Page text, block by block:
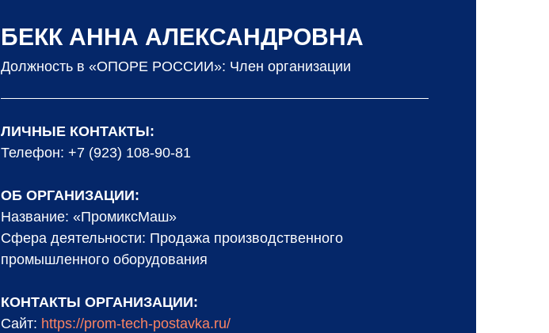
БЕКК АННА АЛЕКСАНДРОВНА
Должность в «ОПОРЕ РОССИИ»: Член организации
ЛИЧНЫЕ КОНТАКТЫ:
Телефон: +7 (923) 108-90-81
ОБ ОРГАНИЗАЦИИ:
Название: «ПромиксМаш»
Сфера деятельности: Продажа производственного
промышленного оборудования
КОНТАКТЫ ОРГАНИЗАЦИИ:
Сайт: https://prom-tech-postavka.ru/